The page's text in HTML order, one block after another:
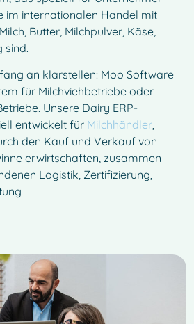
im internationalen Handel mit
Butter, Milchpulver, Käse,
sind.
an klarstellen: Moo Software
für Milchviehbetriebe oder
Unsere Dairy ERP-
entwickelt für Milchhändler,
den Kauf und Verkauf von
erwirtschaften, zusammen
Logistik, Zertifizierung,